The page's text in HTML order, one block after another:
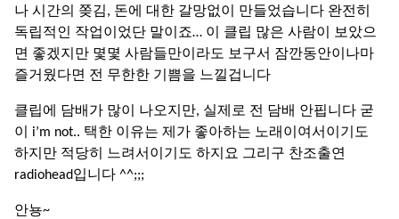
나 시간의 쫒김, 돈에 대한 갈망없이 만들었습니다 완전히
독립적인 작업이었단 말이죠… 이 클립 많은 사람이 보았으
면 좋겠지만 몇몇 사람들만이라도 보구서 잠깐동안이나마
즐거웠다면 전 무한한 기쁨을 느낄겁니다
클립에 담배가 많이 나오지만, 실제로 전 담배 안핍니다 굳
이 i’m not.. 택한 이유는 제가 좋아하는 노래이여서이기도
하지만 적당히 느려서이기도 하지요 그리구 찬조출연
radiohead입니다 ^^;;;
안뇽~